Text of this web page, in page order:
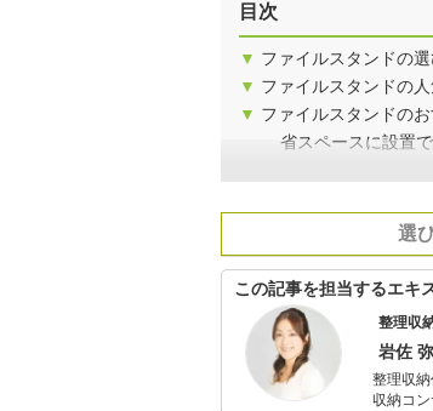
目次
▼ ファイルスタンドの
▼ ファイルスタンドの
▼ ファイルスタンドの
省スペースに設置
選
この記事を担当するエキ
整理収
岩佐
整理収
収納コンサルタントな